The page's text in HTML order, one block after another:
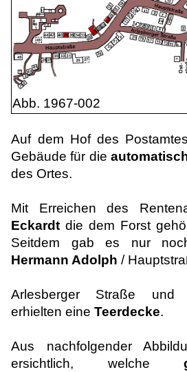
Abb. 1967-002
Auf dem Hof des
Gebäude für die
des Ortes.
Mit Erreichen des
Eckardt die dem Forst
Seitdem gab es nur
Hermann Adolph /
Arlesberger Straße und
erhielten eineTeerdecke.
Aus nachfolgender
ersichtlich, welche